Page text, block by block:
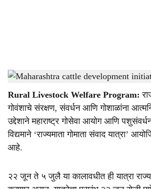
a
r
e
Dairy farmers awareness program-Agrowon
Rural Livestock Welfare Program:
गोवंशाचे संरक्षण, संवर्धन आणि गोशाळांना
उद्देशाने महाराष्ट्र गोसेवा आयोग आणि
विद्यमाने ‘राज्यमाता गोमाता संवाद यात्रा’
आहे.
२२ जून ते ५ जुलै या कालावधीत ही यात्रा